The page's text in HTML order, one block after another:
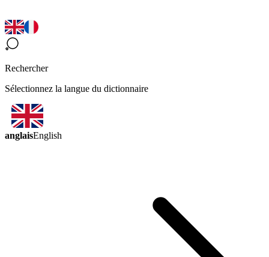
Rechercher
Sélectionnez la langue du dictionnaire
anglaisEnglish